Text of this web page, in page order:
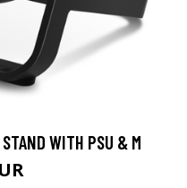
WITH PSU & M